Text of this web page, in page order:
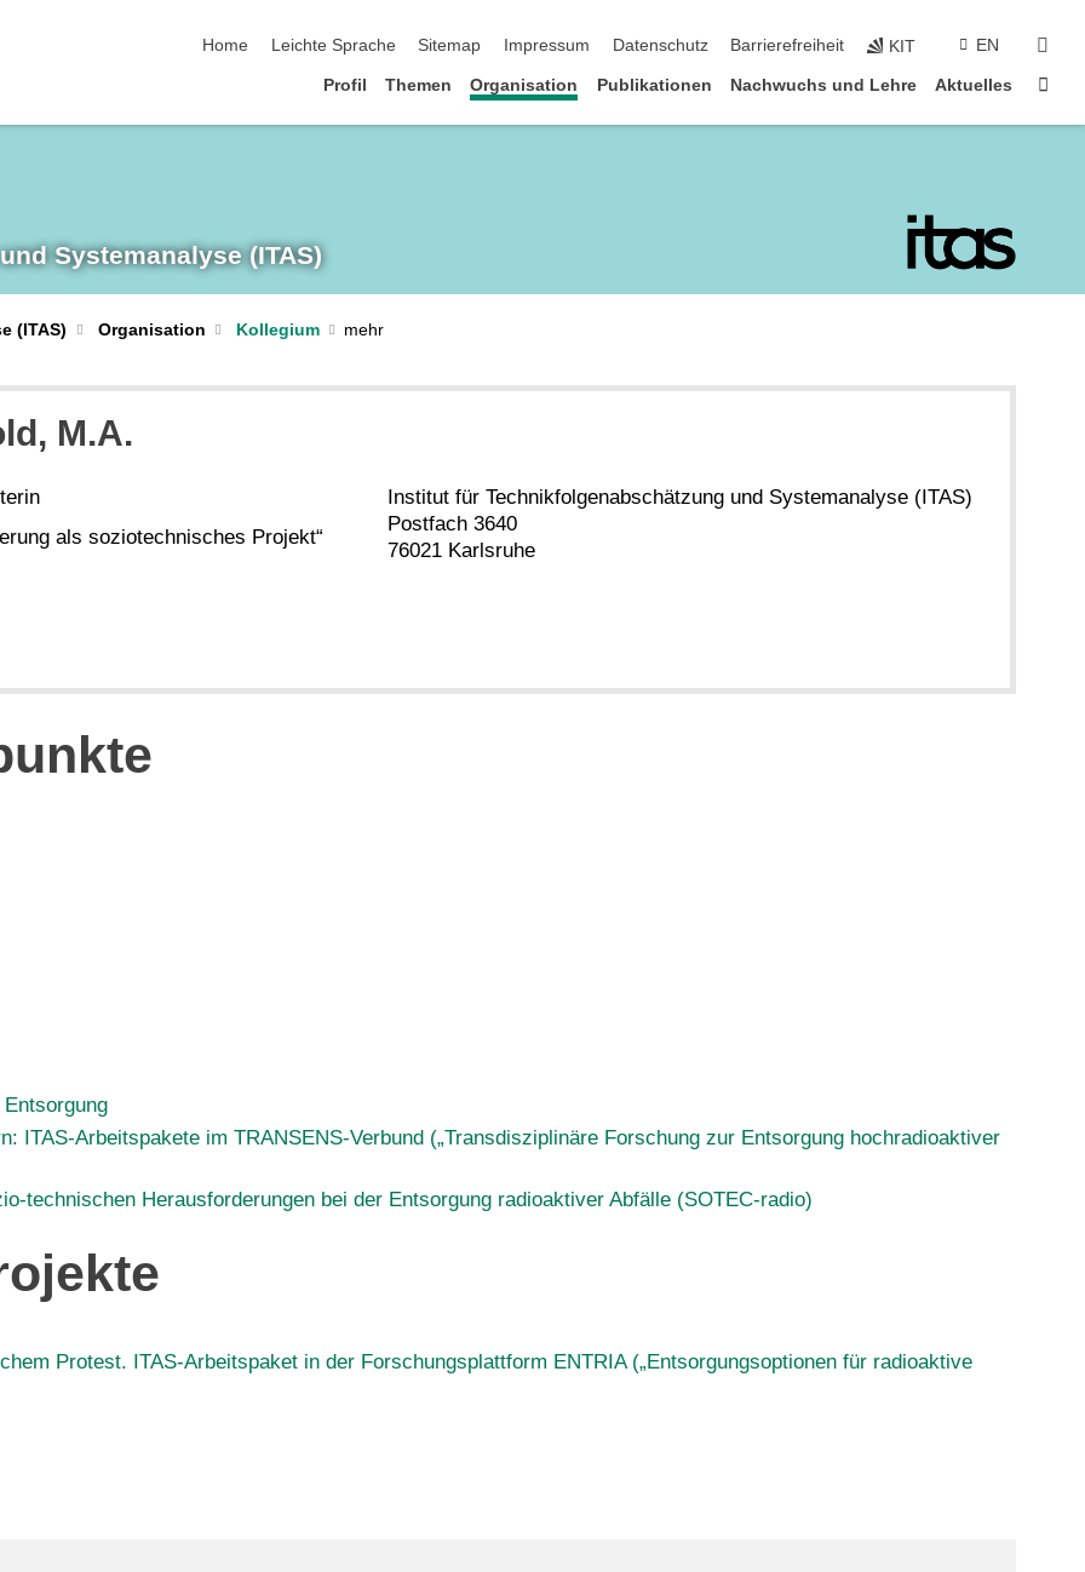
Home
Leichte Sprache Sitemap Impressum Datenschutz Barrierefreiheit KIT EN
Profil Themen Organisation Publikationen Nachwuchs und Lehre Aktuelles
System­analyse (ITAS)
(ITAS) Organisation Kollegium
M.A.
als soziotechnisches Projekt“
Institut für Technikfolgenabschätzung und Systemanalyse (ITAS)
Postfach 3640
76021 Karlsruhe
ITAS-Arbeitspakete im TRANSENS-Verbund („Transdisziplinäre Forschung zur Entsorgung hochradioaktiver
technischen Herausforderungen bei der Entsorgung radioaktiver Abfälle (SOTEC-radio)
Protest. ITAS-Arbeitspaket in der Forschungsplattform ENTRIA („Entsorgungsoptionen für radioaktive